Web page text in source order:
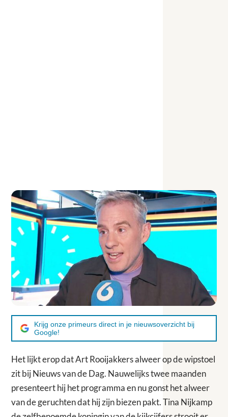
Krijg onze primeurs direct in je nieuwsoverzicht bij
Google!
Het lijkt erop dat Art Rooijakkers alweer op de wipstoel
zit bij Nieuws van de Dag. Nauwelijks twee maanden
presenteert hij het programma en nu gonst het alweer
van de geruchten dat hij zijn biezen pakt. Tina Nijkamp